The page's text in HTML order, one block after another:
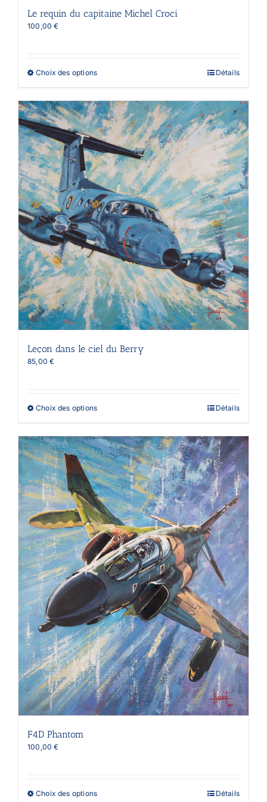
Le requin du capitaine Michel Croci
100,00€
Choix des optionsCe
plusieurs
variations.
Les
options
peuvent
être
choisies
sur
la
page
du
produit
Détails
Leçon dans le ciel du Berry
85,00€
Choix des optionsCe
plusieurs
variations.
Les
options
peuvent
être
choisies
sur
la
page
du
produit
Détails
F4D Phantom
100,00€
Choix des optionsCe
Détails